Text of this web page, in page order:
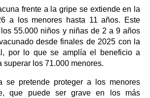
frente a la gripe se extiende en la
a los menores hasta 11 años. Este
55.000 niños y niñas de 2 a 9 años
desde finales de 2025 con la
por lo que se amplía el beneficio a
superar los 71.000 menores.
se pretende proteger a los menores
que puede ser grave en los más